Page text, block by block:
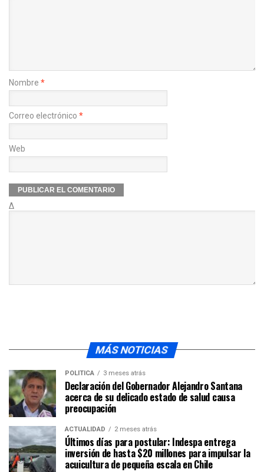
Nombre *
Correo electrónico *
Web
Δ
MÁS NOTICIAS
POLÍTICA 3 meses atrás
Declaración del Gobernador Alejandro Santana
acerca de su delicado estado de salud causa
preocupación
ACTUALIDAD 2 meses atrás
Últimos días para postular: Indespa entrega
inversión de hasta $20 millones para impulsar la
acuicultura de pequeña escala en Chile